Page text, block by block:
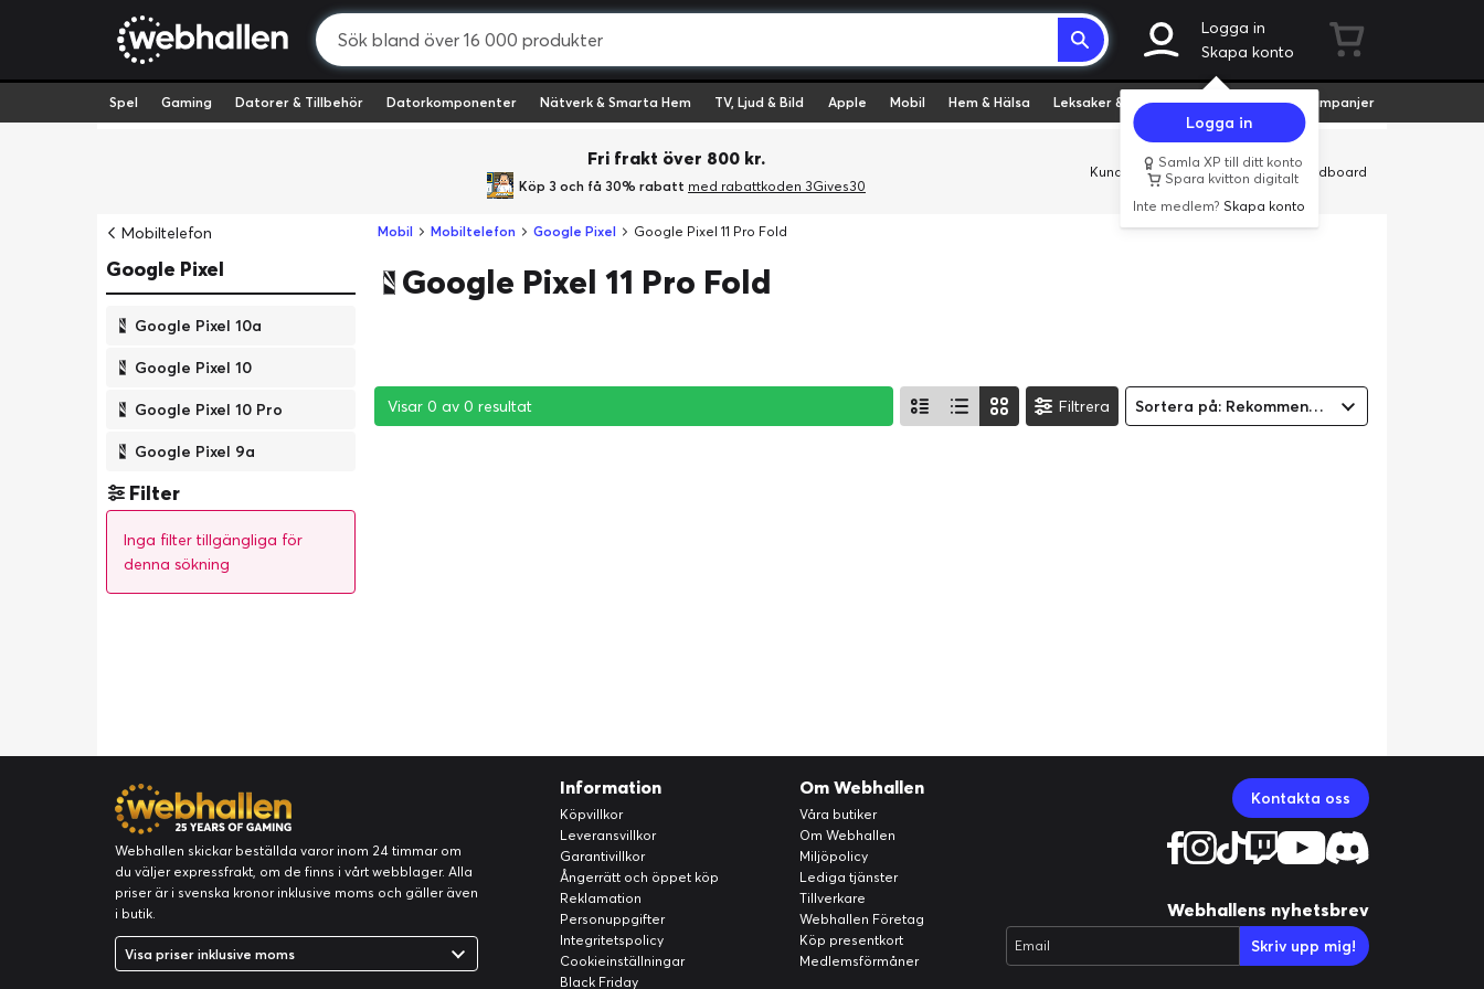
Logga in
Skapa konto
Logga in
Samla XP till ditt konto
Spara kvitton digitalt
Inte medlem?Skapa konto
Spel Gaming Datorer & Tillbehör Datorkomponenter Nätverk & Smarta Hem TV, Ljud & Bild Apple Mobil Hem & Hälsa Leksaker & Hobby Fyndvaror Kampanjer
Fri frakt över 800 kr.
Köp 3 och få 30% rabatt med rabattkoden 3Gives30
Kundservice Butiker Företag Cardboard
Mobiltelefon
Google Pixel
Google Pixel 10a
Google Pixel 10
Google Pixel 10 Pro
Google Pixel 9a
Filter
Inga filter tillgängliga för
denna sökning
Mobil Mobiltelefon Google Pixel Google Pixel 11 Pro Fold
Google Pixel 11 Pro Fold
Visar 0 av 0 resultat
Visar 0 av 0 resultat
Visar 0 av 0 resultat Filtrera Sortera på: Rekommenderad
Webhallen skickar beställda varor inom 24 timmar om
du väljer expressfrakt, om de finns i vårt webblager. Alla
priser är i svenska kronor inklusive moms och gäller även
i butik.
Visa priser inklusive moms
Information
Köpvillkor
Leveransvillkor
Garantivillkor
Ångerrätt och öppet köp
Reklamation
Personuppgifter
Integritetspolicy
Cookieinställningar
Black Friday
Om Webhallen
Våra butiker
Om Webhallen
Miljöpolicy
Lediga tjänster
Tillverkare
Webhallen Företag
Köp presentkort
Medlemsförmåner
Kontakta oss
Webhallens nyhetsbrev
Email Skriv upp mig!